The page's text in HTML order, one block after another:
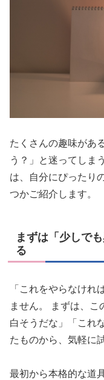
たくさんの趣味があ
う？」と迷ってしま
は、自分にぴったり
つかご紹介します。
まずは「少しで
る
「これをやらなけれ
ません。 まずは、
白そうだな」「これ
たものから、気軽に
最初から本格的な道